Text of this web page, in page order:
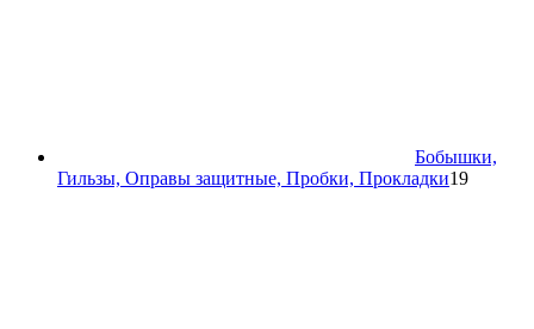
Бобышки,
Гильзы, Оправы защитные, Пробки, Прокладки1919